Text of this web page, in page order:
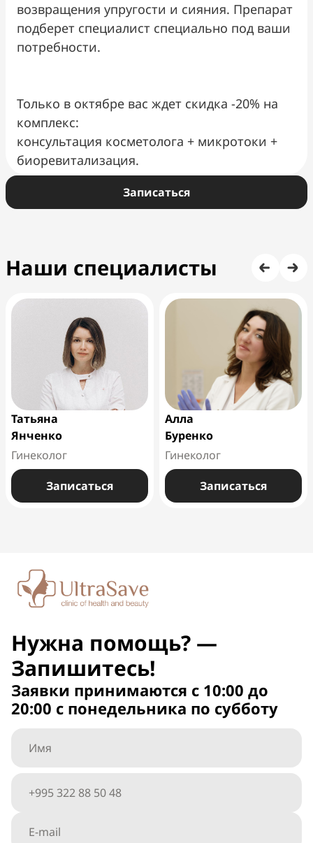
возвращения упругости и сияния. Препарат
подберет специалист специально под ваши
потребности.
Только в октябре вас ждет скидка -20% на
комплекс:
консультация косметолога + микротоки +
биоревитализация.
Записаться
Наши специалисты
Татьяна
Янченко
Гинеколог
Записаться
Алла
Буренко
Гинеколог
Записаться
Нужна помощь? —
Запишитесь!
Заявки принимаются с 10:00 до
20:00 с понедельника по субботу